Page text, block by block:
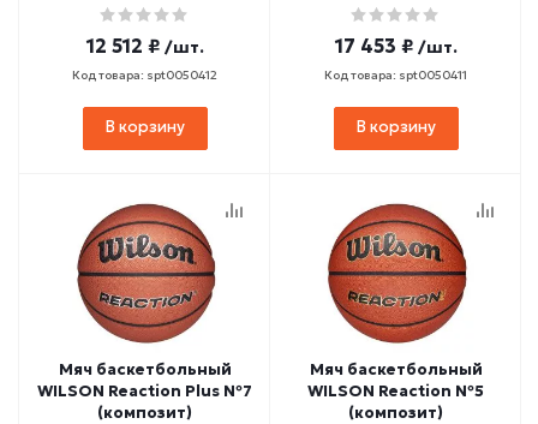
12 512 ₽ /шт.
Код товара: spt0050412
В корзину
17 453 ₽ /шт.
Код товара: spt0050411
В корзину
Мяч баскетбольный
WILSON Reaction Plus №7
(композит)
Мяч баскетбольный
WILSON Reaction №5
(композит)